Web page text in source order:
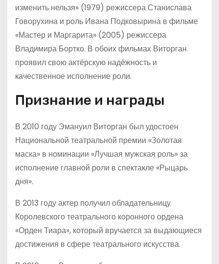
изменить нельзя» (1979) режиссера Станислава
Говорухина и роль Ивана Подковырина в фильме
«Мастер и Маргарита» (2005) режиссера
Владимира Бортко. В обоих фильмах Виторган
проявил свою актёрскую надёжность и
качественное исполнение роли.
Признание и награды
В 2010 году Эмануил Виторган был удостоен
Национальной театральной премии «Золотая
маска» в номинации «Лучшая мужская роль» за
исполнение главной роли в спектакле «Рыцарь
дня».
В 2013 году актер получил обладательницу
Королевского театрального коронного ордена
«Орден Тиара», который вручается за выдающиеся
достижения в сфере театрального искусства.